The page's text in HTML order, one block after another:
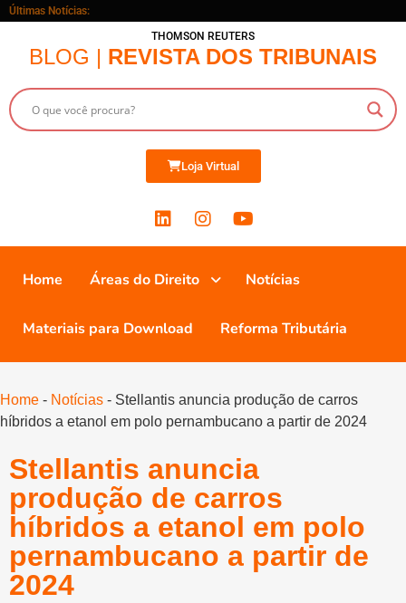
Últimas Notícias:
THOMSON REUTERS
BLOG | REVISTA DOS TRIBUNAIS
Loja Virtual
Home Áreas do Direito Notícias
Materiais para Download Reforma Tributária
Home - Notícias - Stellantis anuncia produção de carros
híbridos a etanol em polo pernambucano a partir de 2024
Stellantis anuncia
produção de carros
híbridos a etanol em polo
pernambucano a partir de
2024